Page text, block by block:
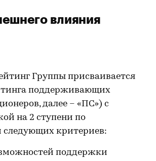
влияния
Группы присваивается
поддерживающих
далее – «ПС») с
на 2 ступени по
следующих критериев:
поддержки